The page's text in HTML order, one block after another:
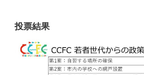
投票結果